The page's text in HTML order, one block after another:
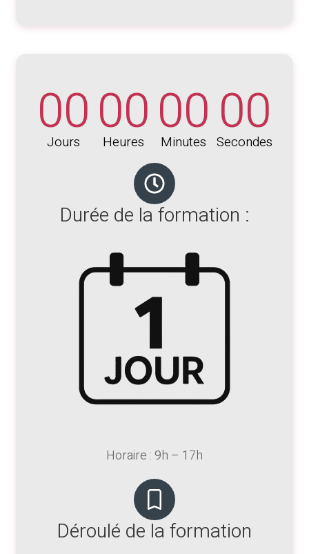
00
Jours 00
Heures 00
Minutes 00
Secondes
Durée de la formation :
Horaire : 9h – 17h
Déroulé de la formation